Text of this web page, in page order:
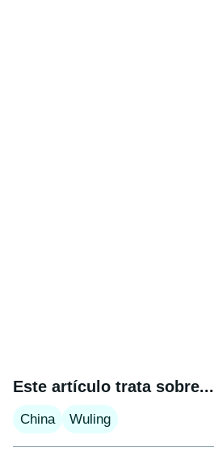
Este artículo trata sobre...
China Wuling